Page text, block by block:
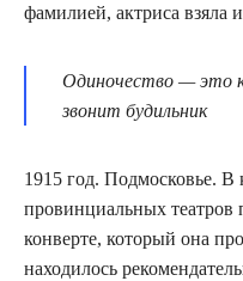
фамилией, актриса взяла
Одиночество — это
звонит будильник
1915 год. Подмосковье. В
провинциальных
конверте, который она
находилось